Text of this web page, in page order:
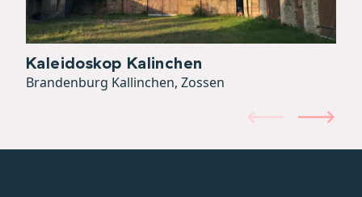
Kaleidoskop Kalinchen
Brandenburg Kallinchen, Zossen